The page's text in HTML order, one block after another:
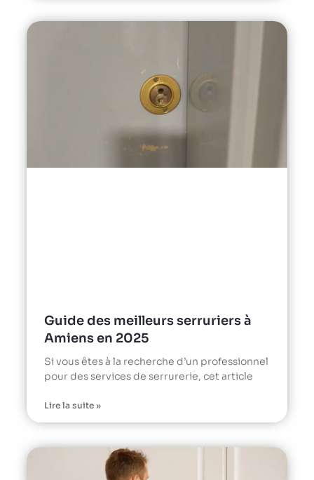
Guide des meilleurs serruriers à
Amiens en 2025
Si vous êtes à la recherche d’un professionnel
pour des services de serrurerie, cet article
Lire la suite »